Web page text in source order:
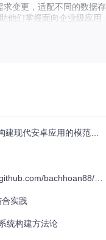
变更，适配不同的数据存
他们掌握面向企业级应用
即加入，一起探索.NET C
代安卓应用的模范实践
一个通用的教程框架。请注意，以下内容是基于假设的典型结构，并不直接对应于特定的开源项目。
实践
统构建方法论